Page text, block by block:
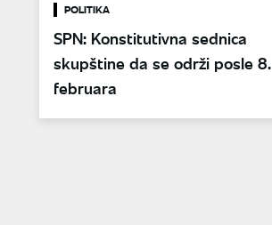
POLITIKA
SPN: Konstitutivna sednica
skupštine da se održi posle 8.
februara